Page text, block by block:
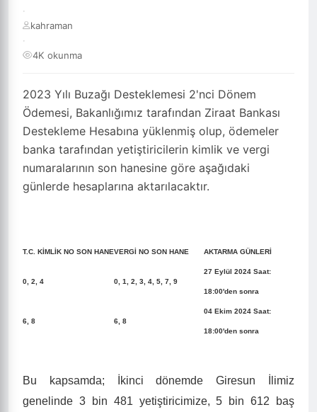
2023 Yılı Buzağı Desteklemesi 2'nci Dönem
Ödemesi, Bakanlığımız tarafından Ziraat Bankası
Destekleme Hesabına yüklenmiş olup, ödemeler
banka tarafından yetiştiricilerin kimlik ve vergi
numaralarının son hanesine göre aşağıdaki
günlerde hesaplarına aktarılacaktır.
·
kahraman
·
4K okunma
T.C. KİMLİK NO SON HANEVERGİ NO SON HANE AKTARMA GÜNLERİ
0, 2, 4 0, 1, 2, 3, 4, 5, 7, 9
27 Eylül 2024 Saat:
18:00'den sonra
6, 8 6, 8
04 Ekim 2024 Saat:
18:00'den sonra
Bu kapsamda; İkinci dönemde Giresun İlimiz
genelinde 3 bin 481 yetiştiricimize, 5 bin 612 baş